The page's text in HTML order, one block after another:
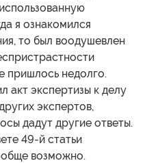
я ознакомился
то был воодушевлен
пришлось недолго.
акт экспертизы к делу
экспертов,
дадут другие ответы.
49-й статьи
возможно.